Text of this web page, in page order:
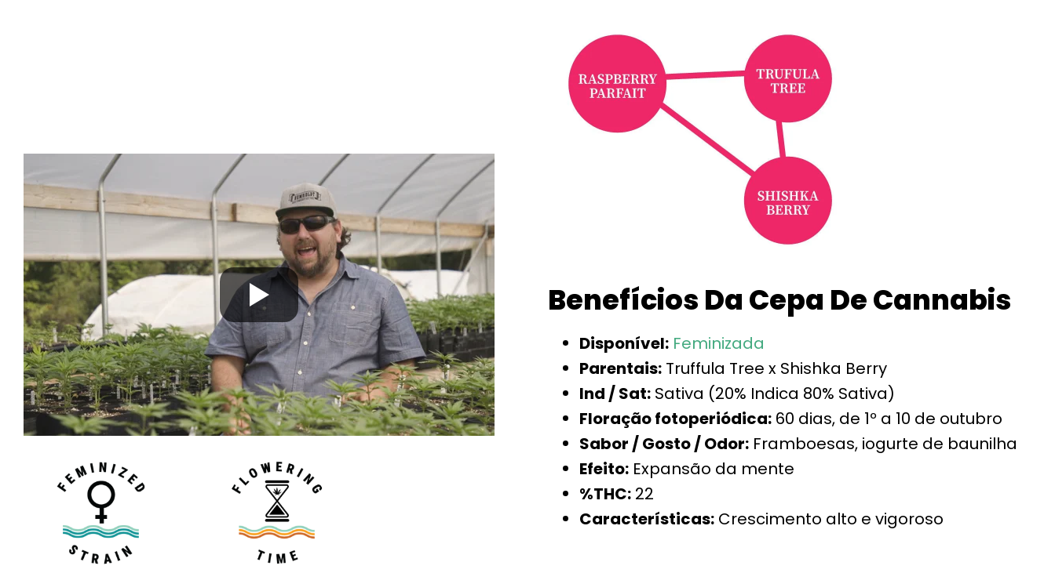
Benefícios Da Cepa De Cannabis
Disponível: Feminizada
Parentais:Truffula Tree x Shishka Berry
Ind / Sat:Sativa (20% Indica 80% Sativa)
Floração fotoperiódica:60 dias, de 1º a 10 de outubro
Sabor / Gosto / Odor:Framboesas, iogurte de baunilha
Efeito:Expansão da mente
%THC:22
Características:Crescimento alto e vigoroso